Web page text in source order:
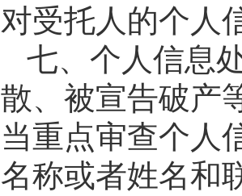
对受托人的个人
七、个人信息
散、被宣告破产
当重点审查个人
名称或者姓名和